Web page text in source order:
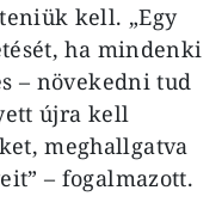
kell. „Egy
ha mindenki
– növekedni tud
újra kell
meghallgatva
– fogalmazott.